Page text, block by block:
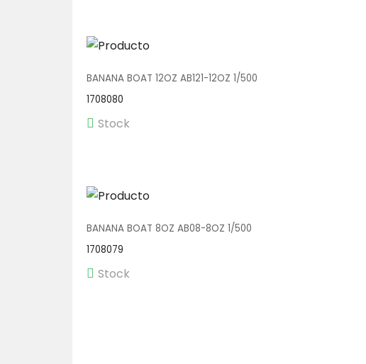
BANANA BOAT 12OZ AB121-12OZ 1/500
1708080
Stock
BANANA BOAT 8OZ AB08-8OZ 1/500
1708079
Stock